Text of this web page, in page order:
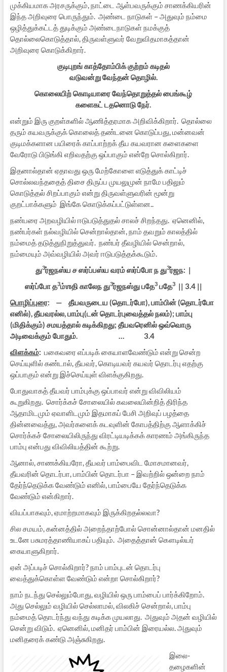
முக்கியமாக அரசருக்கும், நாட்டை ஆள்பவருக்கும் சாணக்கியரின்
இந்த அறிவுரை பொருந்தும். அண்டை நாடுகள் – அதுவும் நம்மை
ஒழித்துக்கட்டத் துடிக்கும் அண்டைநாடுகள் நமக்குத்
தொல்லைகொடுத்தால், திருவள்ளுவர் வேறுவிதமாகத்தான்
அறிவுரை கொடுக்கிறார்.
குடிபுறங் காத்தோம்பிக் குற்றம் கடிதல்
வடுவன்று வேந்தன் தொழில்.
கொலையிற் கொடியாரை வேந்தொறுத்தல் பைங்கூழ்
களைகட் டதனொடு நேர்.
என்றும் இரு குறள்களில் ஆணித்தரமாக அறிவிக்கிறார். தொல்லை
தரும் கயவருக்குக் கொலைத் தண்டனை கொடுப்பது, மன்னவன்
குடிமக்களான பயிரைக் காப்பாற்றக் தீய கயவரான களைகளை
வேரோடு பிடுங்கி எறிவதற்கு ஒப்பாகும் என்றே சொல்கிறார்.
இதனால்தான் ஏதாவது ஒரு மேற்கோளை எடுத்துக் காட்டிச்
சொல்லவந்ததைத் திசை திருப்ப முயலுமுன் நாமே பதிலும்
கொடுத்தல் சிறப்பாகும் என்று திருவள்ளுவரின் மூன்று
குறட்பாக்களும் இங்கே கொடுக்கப்பட்டுள்ளன..
நண்பரை அறவழியில் ஈடுபடுத்துதல் சாலச் சிறந்தது. ஏனெனில்,
நண்பர்கள் நல்வழியில் சென்றால்தான், நாம் தவறும் காலத்தில்
நம்மைத் தடுத்துநிறுத்துவர். நண்பர் தீவழியில் சென்றால்,
நம்மையும் அவ்வழியில் அவர் ஈடுபடுத்தக்கூடும்.
து3ர்ஜநஸ்ய ச ஸர்ப்பஸ்ய வரம் ஸர்ப்போ ந து3ர்ஜந: |
ஸர்ப்போ த3ம்ஶதி காலேந து3ர்ஜநஸ்து பதே3பதே3|| 3.4 ||
பொழிப்புரை: — தீயவருடைய (தொடர்போ), பாம்பின் (தொடர்போ
எனில்), தீயவரல்ல, பாம்பு(டன் தொடர்புவைத்தல் நலம்); பாம்பு
(மிதிக்கும்) சமயத்தால் கடிக்கிறது; தீயவரெனில் ஒவ்வொரு
அடிவைக்கும் போதும். … 3.4
விளக்கம்: பகைவரை எப்படிக் கையாளவேண்டும் என்று சென்ற
செய்யுளில் கண்டால், தீயவர், கொடியவர் கயவர் தொடர்பு எதற்கு
ஒப்பாகும் என்று இச்செய்யுள் விளக்குகிறது.
போதுவாகத் தீயவர் பாம்புக்கு ஒப்பாவர் என்று விவிலியம்
கூறுகிறது. சொர்க்கச் சோலையில் கவலையின்றித் திரிந்த
ஆதாமிடமும் ஏவாளிடமும் இதமாகப் பேசி அறிவுப் பழத்தை
தின்னவைத்து, அவர்களைக் கடவுளின் கோபத்திற்கு ஆளாக்கிச்
சொர்க்கச் சோலையிலிருந்து விரட்டியடிக்கக் காரணம் அங்கிருந்த
பாம்பு என்பது விவிலியத்தின் கூற்று.
ஆனால், சாணக்கியரோ, தீயவர் பாம்பைவிட மோசமானவர்,
தீயவரின் தொடர்பா, பாம்பின் தொடர்பா – இவற்றில் ஒன்றை நாம்
தேர்ந்தெடுக்க வேண்டும் எனில், பாம்பையே தேர்ந்தெடுக்க
வேண்டும் என்கிறார்.
வியப்பாகவும், ஏமாற்றமாகவும் இருக்கிறதல்லவா?
சில சமயம், கன்னத்தில் அறைந்தாற்போல் சொன்னால்தான் மனதில்
உடனே பசுமரத்தாணியாகப் பதியும். அதைத்தான் கௌடில்யர்
கையாளுகிறார்.
ஏன் அப்படிச் சொல்கிறார்? நாம் பாம்புடன் தொடர்பு
வைத்துக்கொள்ள வேண்டும் என்றா சொல்கிறார்?
நாம் நடந்து செல்லும்போது, வழியில் ஒரு பாம்பைப் பார்க்கிறோம்.
அது செல்லும் வழியில் செல்லாமல், விலகிச் சென்றால், பாம்பு
நம்மைத் தொடர்ந்து வந்து கடிக்க முயலாது. அதுவும் அதன் வழியில்
சென்று விடும். ஏனெனில், மனிதர் பாம்பின் இரையல்ல. அதுவும்
மனிதரைக் கண்டு அஞ்சுகிறது.
இலை-
தழைகளின்